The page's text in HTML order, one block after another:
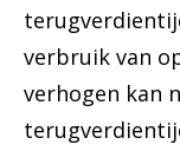
verbruik van
verhogen kan